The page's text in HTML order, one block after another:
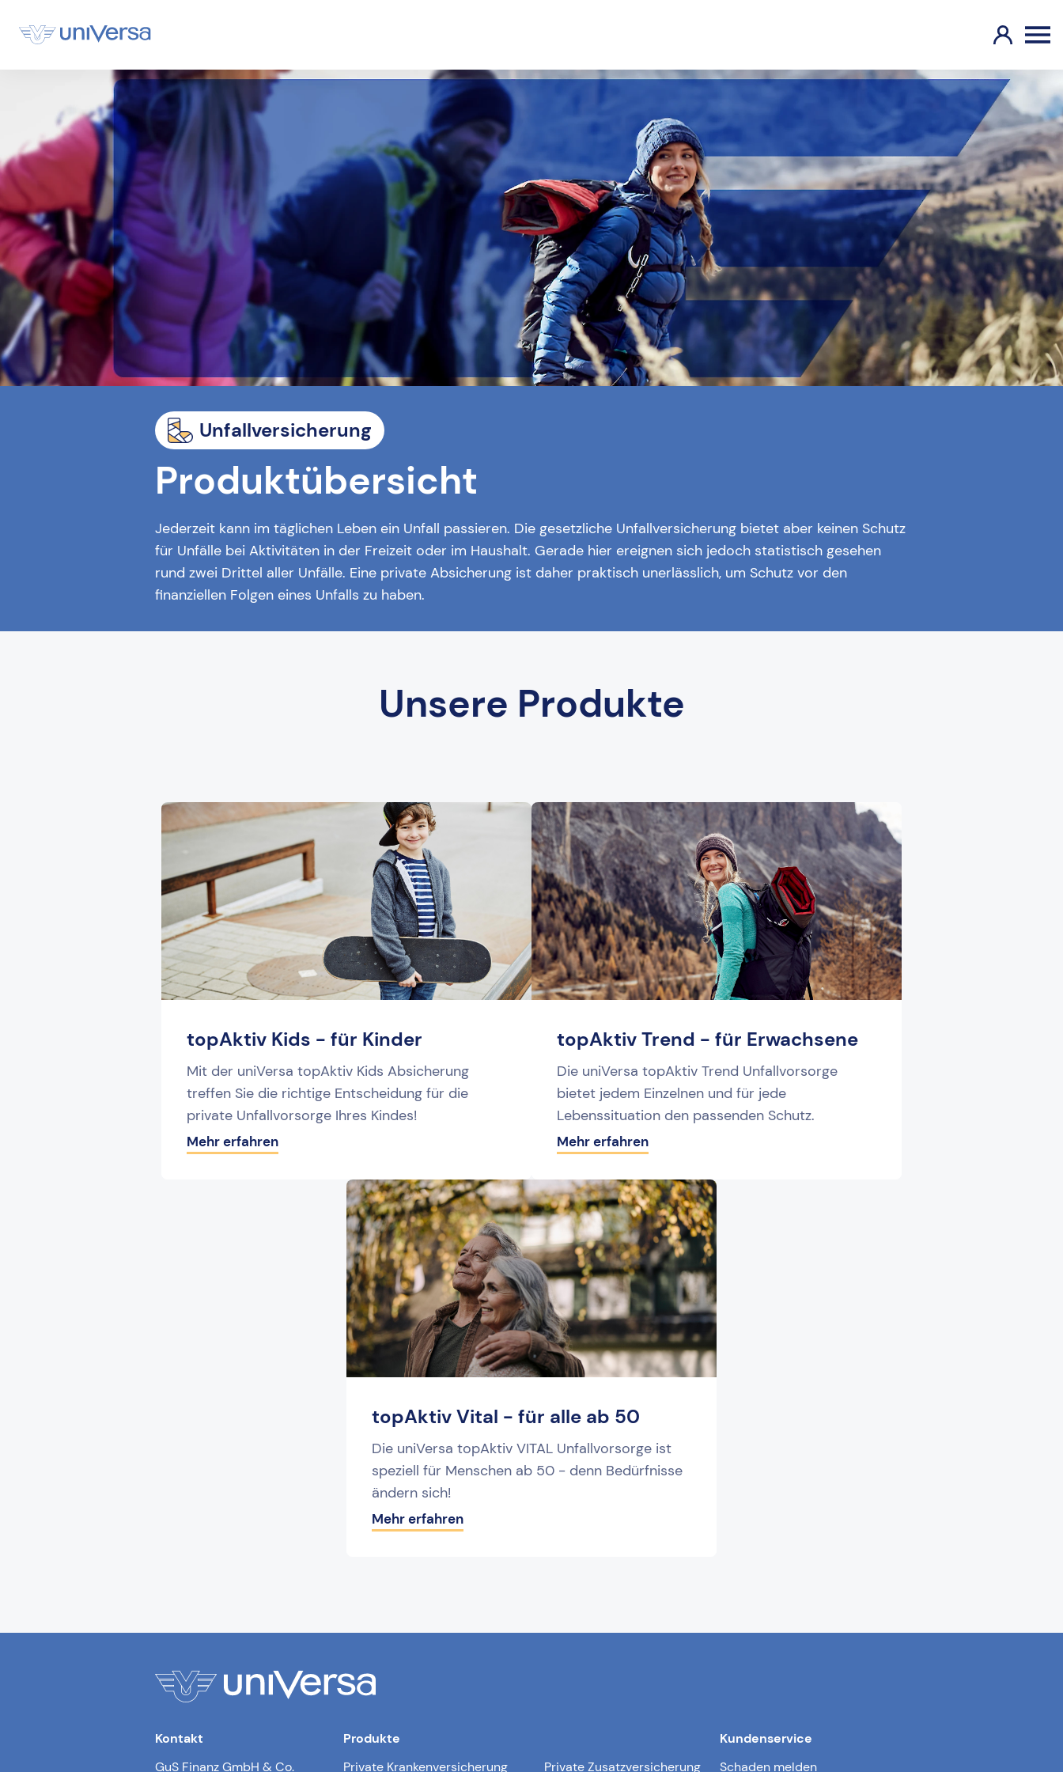
Unfallversicherung
Produktübersicht
Jederzeit kann im täglichen Leben ein Unfall passieren. Die gesetzliche Unfallversicherung bietet aber keinen Schutz
für Unfälle bei Aktivitäten in der Freizeit oder im Haushalt. Gerade hier ereignen sich jedoch statistisch gesehen
rund zwei Drittel aller Unfälle. Eine private Absicherung ist daher praktisch unerlässlich, um Schutz vor den
finanziellen Folgen eines Unfalls zu haben.
Unsere Produkte
topAktiv Kids - für Kinder
Mit der uniVersa topAktiv Kids Absicherung
treffen Sie die richtige Entscheidung für die
private Unfallvorsorge Ihres Kindes!
Mehr erfahren
topAktiv Trend - für Erwachsene
Die uniVersa topAktiv Trend Unfallvorsorge
bietet jedem Einzelnen und für jede
Lebenssituation den passenden Schutz.
Mehr erfahren
topAktiv Vital - für alle ab 50
Die uniVersa topAktiv VITAL Unfallvorsorge ist
speziell für Menschen ab 50 - denn Bedürfnisse
ändern sich!
Mehr erfahren
Kontakt
GuS Finanz GmbH & Co.
Produkte
Private Krankenversicherung
Private Zusatzversicherung
Kundenservice
Schaden melden